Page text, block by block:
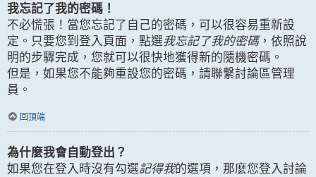
我忘記了我的密碼！
不必慌張！當您忘記了自己的密碼，可以很容易重新設
定。只要您到登入頁面，點選我忘記了我的密碼，依照說
明的步驟完成，您就可以很快地獲得新的隨機密碼。
但是，如果您不能夠重設您的密碼，請聯繫討論區管理
員。
回頂端
為什麼我會自動登出？
如果您在登入時沒有勾選記得我的選項，那麼您登入討論